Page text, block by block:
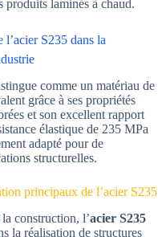
laminés à chaud.
S235 dans la
comme un matériau de
grâce à ses propriétés
et son excellent rapport
élastique de 235 MPa
adapté pour de
structurelles.
principaux de l’acier S235
construction, l’acier S235
la réalisation de structures